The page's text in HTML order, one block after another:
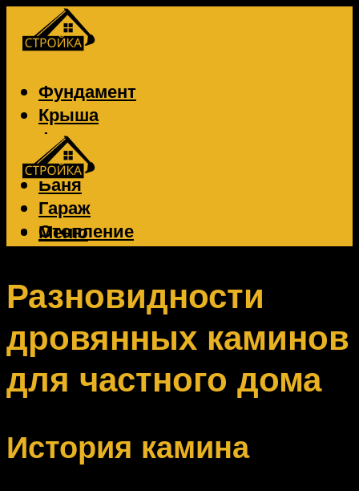
Фундамент
Крыша
Фасад
Забор
Баня
Гараж
Отопление
Вентиляция
Меню
Меню
Разновидности
дровянных каминов
для частного дома
История камина